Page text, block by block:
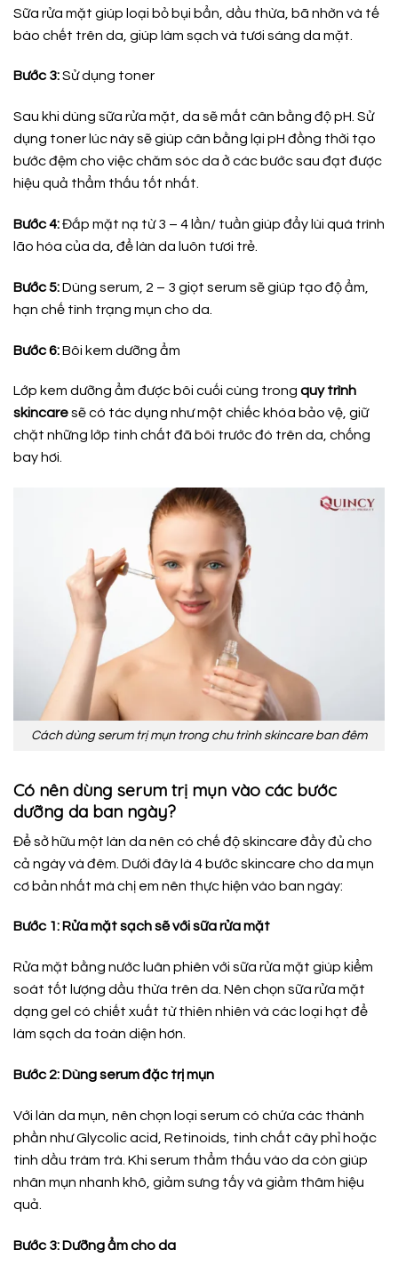
Sữa rửa mặt giúp loại bỏ bụi bẩn, dầu thừa, bã nhờn và tế
bào chết trên da, giúp làm sạch và tươi sáng da mặt.
Bước 3:Sử dụng toner
Sau khi dùng sữa rửa mặt, da sẽ mất cân bằng độ pH. Sử
dụng toner lúc này sẽ giúp cân bằng lại pH đồng thời tạo
bước đệm cho việc chăm sóc da ở các bước sau đạt được
hiệu quả thẩm thấu tốt nhất.
Bước 4:Đắp mặt nạ từ 3 – 4 lần/ tuần giúp đẩy lùi quá trình
lão hóa của da, để làn da luôn tươi trẻ.
Bước 5:Dùng serum, 2 – 3 giọt serum sẽ giúp tạo độ ẩm,
hạn chế tình trạng mụn cho da.
Bước 6:Bôi kem dưỡng ẩm
Lớp kem dưỡng ẩm được bôi cuối cùng trong quy trình
skincaresẽ có tác dụng như một chiếc khóa bảo vệ, giữ
chặt những lớp tinh chất đã bôi trước đó trên da, chống
bay hơi.
Cách dùng serum trị mụn trong chu trình skincare ban đêm
Có nên dùng serum trị mụn vào các bước
dưỡng da ban ngày?
Để sở hữu một làn da nên có chế độ skincare đầy đủ cho
cả ngày và đêm. Dưới đây là 4 bước skincare cho da mụn
cơ bản nhất mà chị em nên thực hiện vào ban ngày:
Bước 1: Rửa mặt sạch sẽ với sữa rửa mặt
Rửa mặt bằng nước luân phiên với sữa rửa mặt giúp kiểm
soát tốt lượng dầu thừa trên da. Nên chọn sữa rửa mặt
dạng gel có chiết xuất từ ​​thiên nhiên và các loại hạt để
làm sạch da toàn diện hơn.
Bước 2: Dùng serum đặc trị mụn
Với làn da mụn, nên chọn loại serum có chứa các thành
phần như Glycolic acid, Retinoids, tinh chất cây phỉ hoặc
tinh dầu tràm trà. Khi serum thẩm thấu vào da còn giúp
nhân mụn nhanh khô, giảm sưng tấy và giảm thâm hiệu
quả.
Bước 3: Dưỡng ẩm cho da